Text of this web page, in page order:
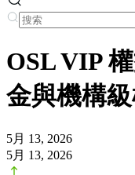
OSL VIP
金與機構
5月 13, 2026
5月 13, 2026